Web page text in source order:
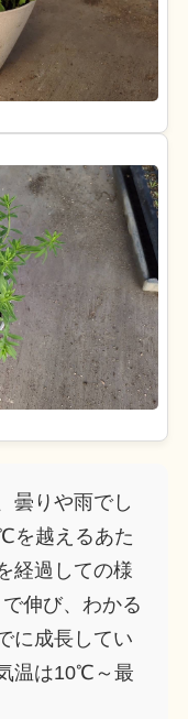
曇りや雨でし
を越えるあた
経過しての様
伸び、わかる
に成長してい
温は10℃～最